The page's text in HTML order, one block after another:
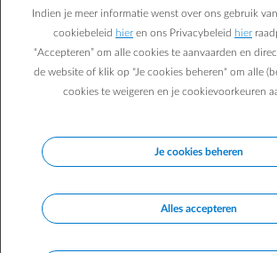
Nieuwe of 2 woning
Vraag een nieuw contract aan of verhuis je
Meer weten
element-cross
Indien je meer informatie wenst over ons gebruik
cookiebeleid hier en ons Privacybeleid hier
“Accepteren” om alle cookies te aanvaarden en
de website of klik op "Je cookies beheren" om alle
cookies te weigeren en je cookievoorkeuren
Je cookies beheren
Alles accepteren